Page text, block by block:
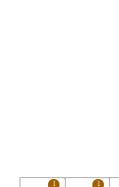
1
1